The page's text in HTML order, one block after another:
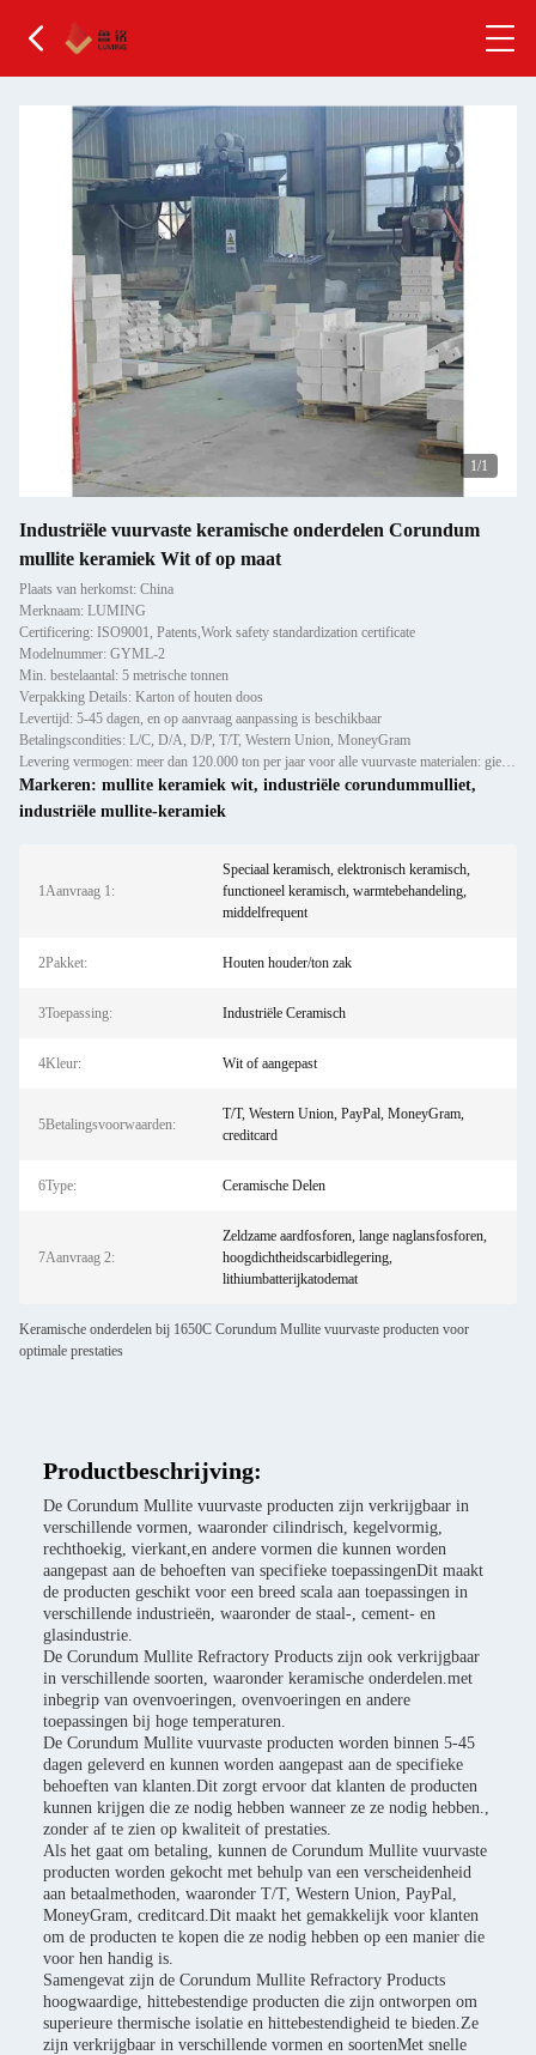
1/1
Industriële vuurvaste keramische onderdelen Corundum
mullite keramiek Wit of op maat
Plaats van herkomst: China
Merknaam: LUMING
Certificering: ISO9001, Patents,Work safety standardization certificate
Modelnummer: GYML-2
Min. bestelaantal: 5 metrische tonnen
Verpakking Details: Karton of houten doos
Levertijd: 5-45 dagen, en op aanvraag aanpassing is beschikbaar
Betalingscondities: L/C, D/A, D/P, T/T, Western Union, MoneyGram
Levering vermogen: meer dan 120.000 ton per jaar voor alle vuurvaste materialen: gietijzer, voorlijsten en bakstenen
Markeren: mullite keramiek wit, industriële corundummulliet,
industriële mullite-keramiek
1Aanvraag 1:
Speciaal keramisch, elektronisch keramisch,
functioneel keramisch, warmtebehandeling,
middelfrequent
2Pakket: Houten houder/ton zak
3Toepassing: Industriële Ceramisch
4Kleur: Wit of aangepast
5Betalingsvoorwaarden:
T/T, Western Union, PayPal, MoneyGram,
creditcard
6Type: Ceramische Delen
7Aanvraag 2:
Zeldzame aardfosforen, lange naglansfosforen,
hoogdichtheidscarbidlegering,
lithiumbatterijkatodemat
Keramische onderdelen bij 1650C Corundum Mullite vuurvaste producten voor
optimale prestaties
Productbeschrijving:
De Corundum Mullite vuurvaste producten zijn verkrijgbaar in
verschillende vormen, waaronder cilindrisch, kegelvormig,
rechthoekig, vierkant,en andere vormen die kunnen worden
aangepast aan de behoeften van specifieke toepassingenDit maakt
de producten geschikt voor een breed scala aan toepassingen in
verschillende industrieën, waaronder de staal-, cement- en
glasindustrie.
De Corundum Mullite Refractory Products zijn ook verkrijgbaar
in verschillende soorten, waaronder keramische onderdelen.met
inbegrip van ovenvoeringen, ovenvoeringen en andere
toepassingen bij hoge temperaturen.
De Corundum Mullite vuurvaste producten worden binnen 5-45
dagen geleverd en kunnen worden aangepast aan de specifieke
behoeften van klanten.Dit zorgt ervoor dat klanten de producten
kunnen krijgen die ze nodig hebben wanneer ze ze nodig hebben.,
zonder af te zien op kwaliteit of prestaties.
Als het gaat om betaling, kunnen de Corundum Mullite vuurvaste
producten worden gekocht met behulp van een verscheidenheid
aan betaalmethoden, waaronder T/T, Western Union, PayPal,
MoneyGram, creditcard.Dit maakt het gemakkelijk voor klanten
om de producten te kopen die ze nodig hebben op een manier die
voor hen handig is.
Samengevat zijn de Corundum Mullite Refractory Products
hoogwaardige, hittebestendige producten die zijn ontworpen om
superieure thermische isolatie en hittebestendigheid te bieden.Ze
zijn verkrijgbaar in verschillende vormen en soortenMet snelle